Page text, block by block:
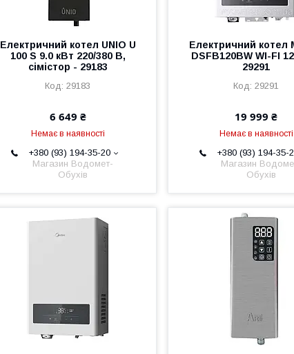
Електричний котел UNIO U
100 S 9.0 кВт 220/380 В,
сімістор - 29183
29183
6 649 ₴
Немає в наявності
+380 (93) 194-35-20
Магазин Водомет-
Обухів
Електричний котел
DSFB120BW WI-FI
29291
29291
19 999 ₴
Немає в наявності
+380 (93) 194-35-
Магазин
Обухів